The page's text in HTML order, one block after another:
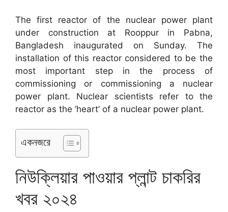
The first reactor of the nuclear power plant
under construction at Rooppur in Pabna,
Bangladesh inaugurated on Sunday. The
installation of this reactor considered to be the
most important step in the process of
commissioning or commissioning a nuclear
power plant. Nuclear scientists refer to the
reactor as the ‘heart’ of a nuclear power plant.
একনজরে
নিউক্লিয়ার পাওয়ার প্লান্ট চাকরির
খবর ২০২৪